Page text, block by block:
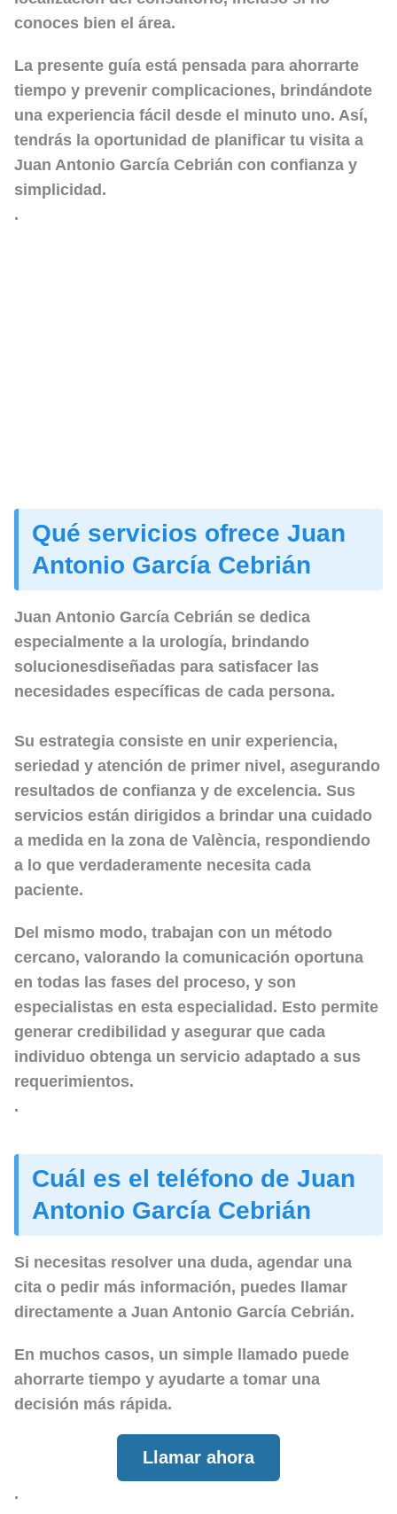
conoces bien el área.
La presente guía está pensada para ahorrarte
tiempo y prevenir complicaciones, brindándote
una experiencia fácil desde el minuto uno. Así,
tendrás la oportunidad de planificar tu visita a
Juan Antonio García Cebrián con confianza y
simplicidad.
.
Qué servicios ofrece Juan
Antonio García Cebrián
Juan Antonio García Cebrián se dedica
especialmente a la urología, brindando
solucionesdiseñadas para satisfacer las
necesidades específicas de cada persona.
Su estrategia consiste en unir experiencia,
seriedad y atención de primer nivel, asegurando
resultados de confianza y de excelencia. Sus
servicios están dirigidos a brindar una cuidado
a medida en la zona de València, respondiendo
a lo que verdaderamente necesita cada
paciente.
Del mismo modo, trabajan con un método
cercano, valorando la comunicación oportuna
en todas las fases del proceso, y son
especialistas en esta especialidad. Esto permite
generar credibilidad y asegurar que cada
individuo obtenga un servicio adaptado a sus
requerimientos.
.
Cuál es el teléfono de Juan
Antonio García Cebrián
Si necesitas resolver una duda, agendar una
cita o pedir más información, puedes llamar
directamente a Juan Antonio García Cebrián.
En muchos casos, un simple llamado puede
ahorrarte tiempo y ayudarte a tomar una
decisión más rápida.
Llamar ahora
.